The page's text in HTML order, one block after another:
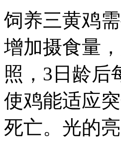
饲养三黄鸡
增加摄食量
照，3日龄后
使鸡能适应
死亡。光的